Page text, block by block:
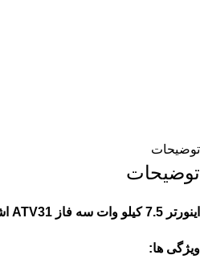
توضیحات
توضیحات
اینورتر 7.5 کیلو وات سه فاز ATV31 اشنایدر
ویژگی ها: